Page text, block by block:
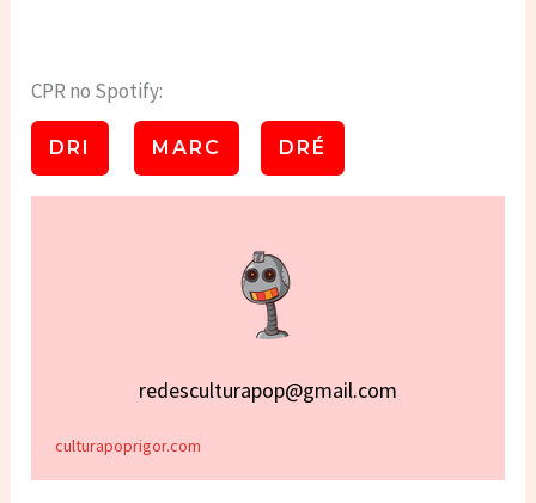
CPR no Spotify:
DRI MARC DRÉ
redesculturapop@gmail.com
culturapoprigor.com